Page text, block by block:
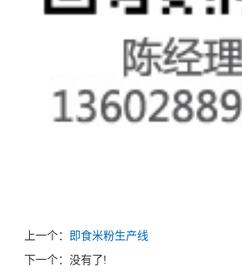
上一个： 即食米粉生产线
下一个：没有了!